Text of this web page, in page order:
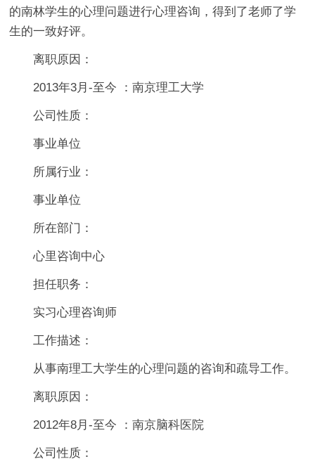
的南林学生的心理问题进行心理咨询，得到了老师了学
生的一致好评。
离职原因：
2013年3月-至今 ：南京理工大学
公司性质：
事业单位
所属行业：
事业单位
所在部门：
心里咨询中心
担任职务：
实习心理咨询师
工作描述：
从事南理工大学生的心理问题的咨询和疏导工作。
离职原因：
2012年8月-至今 ：南京脑科医院
公司性质：